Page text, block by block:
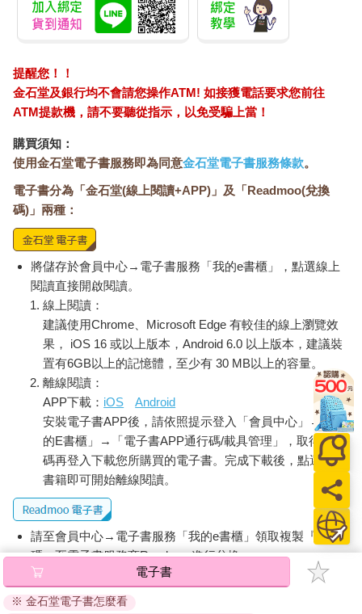
提醒您！！
金石堂及銀行均不會請您操作ATM! 如接獲電話要求您前往
ATM提款機，請不要聽從指示，以免受騙上當！
購買須知：
使用金石堂電子書服務即為同意金石堂電子書服務條款。
電子書分為「金石堂(線上閱讀+APP)」及「Readmoo(兌換
碼)」兩種：
將儲存於會員中心→電子書服務「我的e書櫃」，點選線上
閱讀直接開啟閱讀。
線上閱讀：
建議使用Chrome、Microsoft Edge 有較佳的線上瀏覽效
果， iOS 16 或以上版本，Android 6.0 以上版本，建議裝
置有6GB以上的記憶體，至少有 30 MB以上的容量。
離線閱讀：
APP下載： iOS
Android
安裝電子書APP後，請依照提示登入「會員中心」→「我
的E書櫃」→「電子書APP通行碼/載具管理」，取得通行
碼再登入下載您所購買的電子書。完成下載後，點選任一
書籍即可開始離線閱讀。
請至會員中心→電子書服務「我的e書櫃」領取複製『兌換
碼』至電子書服務商Readmoo進行兌換。
退換貨須知：
因版權保護，您在金石堂所購買的電子書僅能以金石堂專屬
電子書
※ 金石堂電子書怎麼看